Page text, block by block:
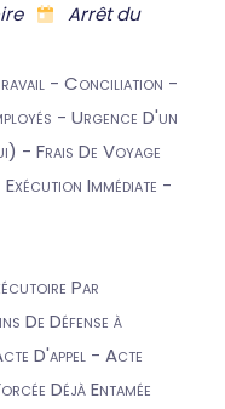
Arrêt du
- Conciliation -
- Urgence D'un
- Frais De Voyage
Immédiate -
Par
De Défense à
D'appel - Acte
Déjà Entamée